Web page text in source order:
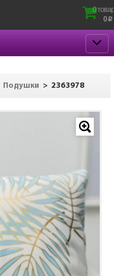
0
0 p
Подушки > 2363978